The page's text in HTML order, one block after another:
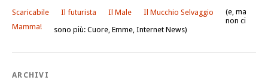
Scaricabile Il futurista Il Male
Il Mucchio Selvaggio
Mamma!
(e, ma
non ci
sono più: Cuore, Emme, Internet News)
ARCHIVI